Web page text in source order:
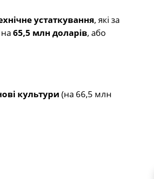
устаткування, які за
65,5 млн доларів, або
культури (на 66,5 млн